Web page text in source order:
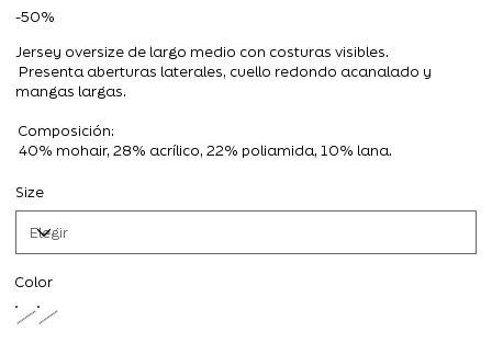
-50%
Jersey oversize de largo medio con costuras visibles.
Presenta aberturas laterales, cuello redondo acanalado y
mangas largas.
Composición:
40% mohair, 28% acrílico, 22% poliamida, 10% lana.
Size
Color